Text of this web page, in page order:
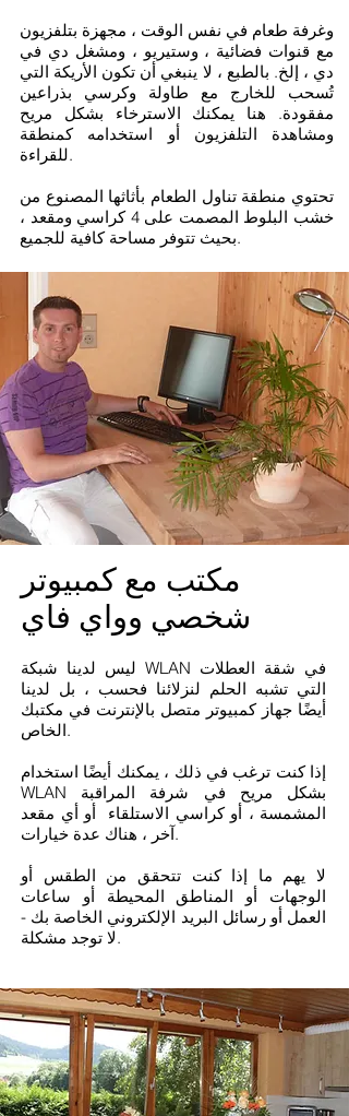
وغرفة طعام في نفس الوقت ، مجهزة بتلفزيون
مع قنوات فضائية ، وستيريو ، ومشغل دي في
دي ، إلخ. بالطبع ، لا ينبغي أن تكون الأريكة التي
تُسحب للخارج مع طاولة وكرسي بذراعين
مفقودة. هنا يمكنك الاسترخاء بشكل مريح
ومشاهدة التلفزيون أو استخدامه كمنطقة
للقراءة.
تحتوي منطقة تناول الطعام بأثاثها المصنوع من
خشب البلوط المصمت على 4 كراسي ومقعد ،
بحيث تتوفر مساحة كافية للجميع.
مكتب مع كمبيوتر
شخصي وواي فاي
ليس لدينا شبكة WLAN في شقة العطلات
التي تشبه الحلم لنزلائنا فحسب ، بل لدينا
أيضًا جهاز كمبيوتر متصل بالإنترنت في مكتبك
الخاص.
إذا كنت ترغب في ذلك ، يمكنك أيضًا استخدام
WLAN بشكل مريح في شرفة المراقبة
المشمسة ، أو كراسي الاستلقاء أو أي مقعد
آخر ، هناك عدة خيارات.
لا يهم ما إذا كنت تتحقق من الطقس أو
الوجهات أو المناطق المحيطة أو ساعات
العمل أو رسائل البريد الإلكتروني الخاصة بك -
لا توجد مشكلة.